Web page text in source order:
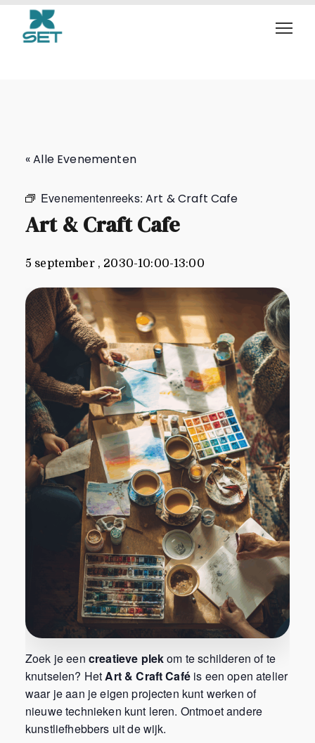
Art & Craft Cafe
« Alle Evenementen
Evenementenreeks:Art & Craft Cafe
Art & Craft Cafe
5 september , 2030-10:00-13:00
Zoek je een creatieve plekom te schilderen of te
knutselen? HetArt & Craft Caféis een open atelier
waar je aan je eigen projecten kunt werken of
nieuwe technieken kunt leren. Ontmoet andere
kunstliefhebbers uit de wijk.